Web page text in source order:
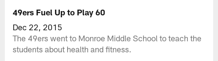
49ers Fuel Up to Play 60
Dec 22, 2015
The 49ers went to Monroe Middle School to teach the
students about health and fitness.